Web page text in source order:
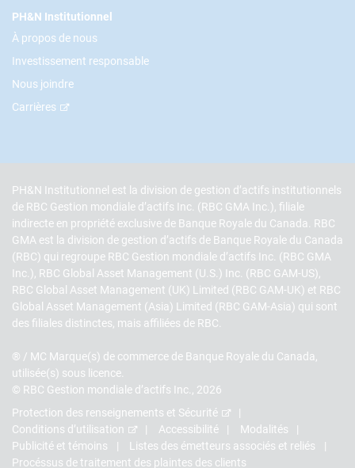
PH&N Institutionnel
À propos de nous
Investissement responsable
Nous joindre
Carrières
PH&N Institutionnel est la division de gestion d’actifs institutionnels
de RBC Gestion mondiale d’actifs Inc. (RBC GMA Inc.), filiale
indirecte en propriété exclusive de Banque Royale du Canada. RBC
GMA est la division de gestion d’actifs de Banque Royale du Canada
(RBC) qui regroupe RBC Gestion mondiale d’actifs Inc. (RBC GMA
Inc.), RBC Global Asset Management (U.S.) Inc. (RBC GAM-US),
RBC Global Asset Management (UK) Limited (RBC GAM-UK) et RBC
Global Asset Management (Asia) Limited (RBC GAM-Asia) qui sont
des filiales distinctes, mais affiliées de RBC.
® / MC Marque(s) de commerce de Banque Royale du Canada,
utilisée(s) sous licence.
© RBC Gestion mondiale d’actifs Inc., 2026
Protection des renseignements et Sécurité
Conditions d’utilisation
Accessibilité
Modalités
Publicité et témoins
Listes des émetteurs associés et reliés
Procéssus de traitement des plaintes des clients